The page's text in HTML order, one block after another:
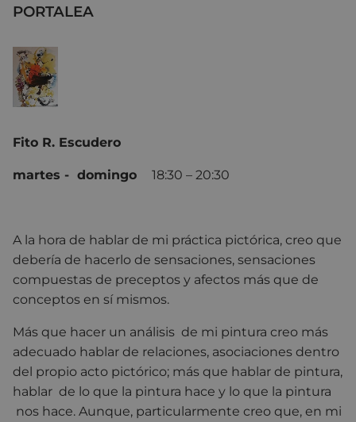
PORTALEA
Fito R. Escudero
martes - domingo 18:30 – 20:30
A la hora de hablar de mi práctica pictórica, creo que
debería de hacerlo de sensaciones, sensaciones
compuestas de preceptos y afectos más que de
conceptos en sí mismos.
Más que hacer un análisis de mi pintura creo más
adecuado hablar de relaciones, asociaciones dentro
del propio acto pictórico; más que hablar de pintura,
hablar de lo que la pintura hace y lo que la pintura
nos hace. Aunque, particularmente creo que, en mi